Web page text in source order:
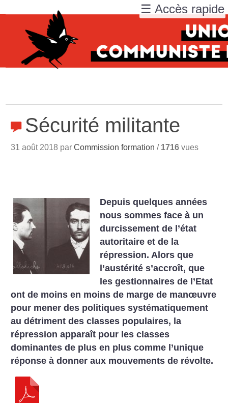
Sécurité militante
31 août 2018 parCommission formation / 1716 vues
Depuis quelques années
nous sommes face à un
durcissement de l’état
autoritaire et de la
répression. Alors que
l’austérité s’accroît, que
les gestionnaires de l’Etat
ont de moins en moins de marge de manœuvre
pour mener des politiques systématiquement
au détriment des classes populaires, la
répression apparaît pour les classes
dominantes de plus en plus comme l’unique
réponse à donner aux mouvements de révolte.
☰ Accès rapide